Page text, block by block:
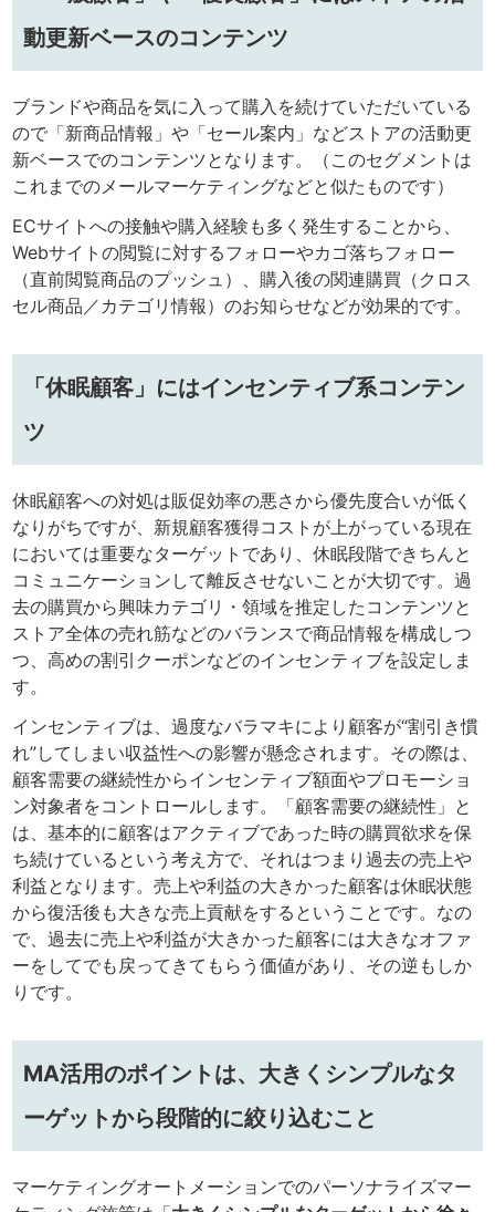
動更新ベースのコンテンツ
ブランドや商品を気に入って購入を続けていただいている
ので「新商品情報」や「セール案内」などストアの活動更
新ベースでのコンテンツとなります。（このセグメントは
これまでのメールマーケティングなどと似たものです）
ECサイトへの接触や購入経験も多く発生することから、
Webサイトの閲覧に対するフォローやカゴ落ちフォロー
（直前閲覧商品のプッシュ）、購入後の関連購買（クロス
セル商品／カテゴリ情報）のお知らせなどが効果的です。
「休眠顧客」にはインセンティブ系コンテン
ツ
休眠顧客への対処は販促効率の悪さから優先度合いが低く
なりがちですが、新規顧客獲得コストが上がっている現在
においては重要なターゲットであり、休眠段階できちんと
コミュニケーションして離反させないことが大切です。過
去の購買から興味カテゴリ・領域を推定したコンテンツと
ストア全体の売れ筋などのバランスで商品情報を構成しつ
つ、高めの割引クーポンなどのインセンティブを設定しま
す。
インセンティブは、過度なバラマキにより顧客が“割引き慣
れ”してしまい収益性への影響が懸念されます。その際は、
顧客需要の継続性からインセンティブ額面やプロモーショ
ン対象者をコントロールします。「顧客需要の継続性」と
は、基本的に顧客はアクティブであった時の購買欲求を保
ち続けているという考え方で、それはつまり過去の売上や
利益となります。売上や利益の大きかった顧客は休眠状態
から復活後も大きな売上貢献をするということです。なの
で、過去に売上や利益が大きかった顧客には大きなオファ
ーをしてでも戻ってきてもらう価値があり、その逆もしか
りです。
MA活用のポイントは、大きくシンプルなタ
ーゲットから段階的に絞り込むこと
マーケティングオートメーションでのパーソナライズマー